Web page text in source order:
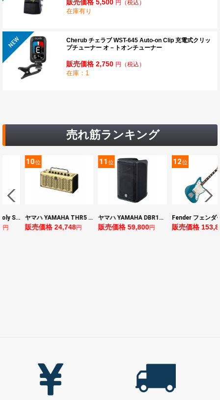
販売価格 5,500 円 （税込）
在庫有り
Cherub チェラブ WST-645 Auto-on Clip 充電式クリッ
プチューナー オ－トオンチューナー
販売価格 2,750 円 （税込）
在庫：1
売れ筋ランキング
BOSS ボス XS-1 Poly Shifter ギターエフェクター ピッチシフター
円
10位
ヤマハ YAMAHA THR5 コンパクトギターアンプ 小型アンプ
販売価格 24,748円
11位
ヤマハ YAMAHA DBR10 パワードスピーカー
販売価格 59,800円
12位
販売価格